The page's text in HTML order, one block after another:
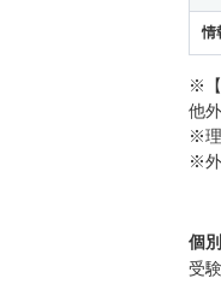
情
※【
他
※理
※
個
受